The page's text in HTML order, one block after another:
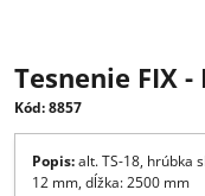
Tesnenie